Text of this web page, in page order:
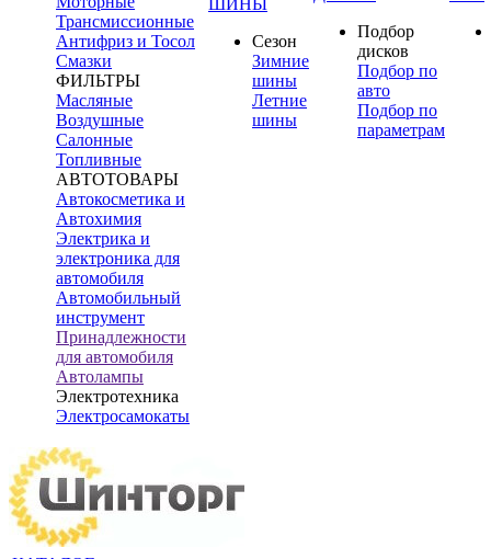
Трансмиссионные
Антифриз и Тосол
Смазки
ФИЛЬТРЫ
Масляные
Воздушные
Салонные
Топливные
АВТОТОВАРЫ
Автокосметика и
Автохимия
Электрика и
электроника для
автомобиля
Автомобильный
инструмент
Принадлежности
для автомобиля
Автолампы
Электротехника
Электросамокаты
Сезон
Зимние
шины
Летние
шины
Подбор
дисков
Подбор по
авто
Подбор по
параметрам